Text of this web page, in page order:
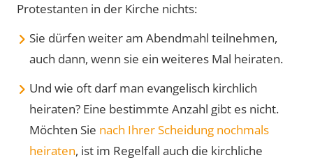
Protestanten in der Kirche nichts:
Sie dürfen weiter am Abendmahl teilnehmen,
auch dann, wenn sie ein weiteres Mal heiraten.
Und wie oft darf man evangelisch kirchlich
heiraten? Eine bestimmte Anzahl gibt es nicht.
Möchten Sie nach Ihrer Scheidung nochmals
heiraten, ist im Regelfall auch die kirchliche